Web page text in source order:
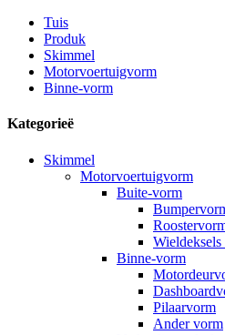
Tuis
Produk
Skimmel
Motorvoertuigvorm
Binne-vorm
Kategorieë
Skimmel
Motorvoertuigvorm
Buite-vorm
Binne-vorm
Pilaarvorm
Ander vorm